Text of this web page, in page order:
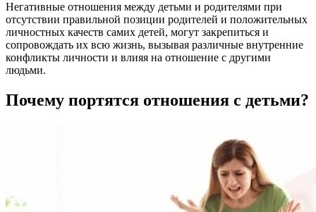
Негативные отношения между детьми и родителями при
отсутствии правильной позиции родителей и положительных
личностных качеств самих детей, могут закрепиться и
сопровождать их всю жизнь, вызывая различные внутренние
конфликты личности и влияя на отношение с другими
людьми.
Почему портятся отношения с детьми?